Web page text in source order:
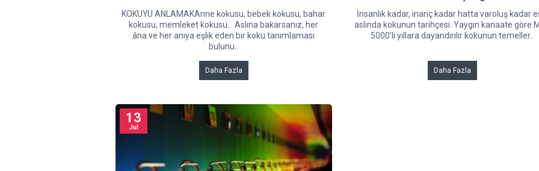
KOKUYU ANLAMAKAnne kokusu, bebek kokusu, bahar
kokusu, memleket kokusu… Aslına bakarsanız, her
âna ve her anıya eşlik eden bir koku tanımlaması
bulunu..
Daha Fazla
İnsanlık kadar, inanç kadar hatta varoluş kadar
aslında kokunun tarihçesi. Yaygın kanaate göre
5000’li yıllara dayandırılır kokunun temeller..
Daha Fazla
13
Jul